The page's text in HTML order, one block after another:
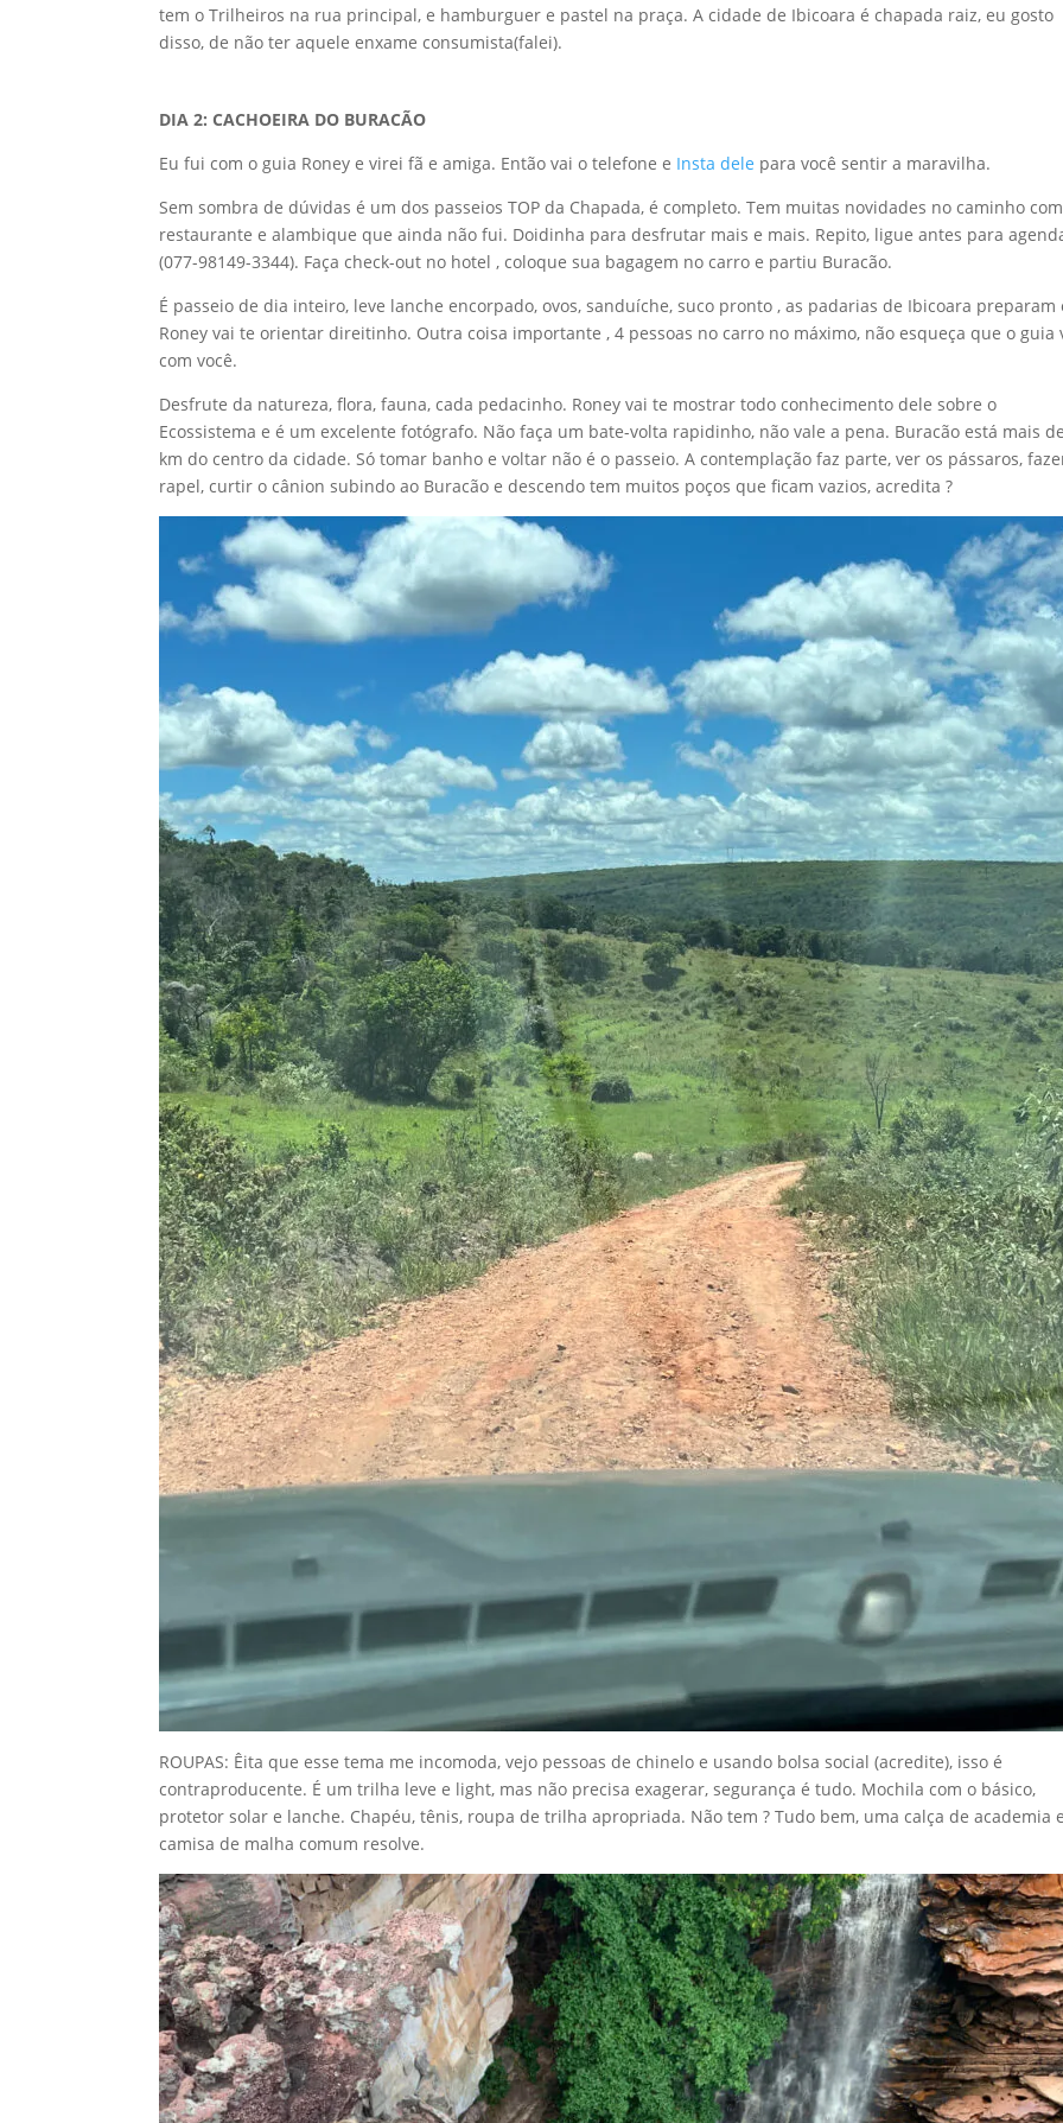
tem o Trilheiros na rua principal, e hamburguer e pastel na praça. A cidade de Ibicoara é chapada raiz, eu gosto
disso, de não ter aquele enxame consumista(falei).
DIA 2: CACHOEIRA DO BURACÃO
Eu fui com o guia Roney e virei fã e amiga. Então vai o telefone e Insta dele para você sentir a maravilha.
Sem sombra de dúvidas é um dos passeios TOP da Chapada, é completo. Tem muitas novidades no caminho
restaurante e alambique que ainda não fui. Doidinha para desfrutar mais e mais. Repito, ligue antes para
(077-98149-3344). Faça check-out no hotel , coloque sua bagagem no carro e partiu Buracão.
É passeio de dia inteiro, leve lanche encorpado, ovos, sanduíche, suco pronto , as padarias de Ibicoara preparam
Roney vai te orientar direitinho. Outra coisa importante , 4 pessoas no carro no máximo, não esqueça que o guia
com você.
Desfrute da natureza, flora, fauna, cada pedacinho. Roney vai te mostrar todo conhecimento dele sobre o
Ecossistema e é um excelente fotógrafo. Não faça um bate-volta rapidinho, não vale a pena. Buracão está mais
km do centro da cidade. Só tomar banho e voltar não é o passeio. A contemplação faz parte, ver os pássaros,
rapel, curtir o cânion subindo ao Buracão e descendo tem muitos poços que ficam vazios, acredita ?
ROUPAS: Êita que esse tema me incomoda, vejo pessoas de chinelo e usando bolsa social (acredite), isso é
contraproducente. É um trilha leve e light, mas não precisa exagerar, segurança é tudo. Mochila com o básico,
protetor solar e lanche. Chapéu, tênis, roupa de trilha apropriada. Não tem ? Tudo bem, uma calça de academia
camisa de malha comum resolve.